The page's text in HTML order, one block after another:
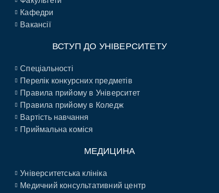
Кафедри
Вакансії
ВСТУП ДО УНІВЕРСИТЕТУ
Спеціальності
Перелік конкурсних предметів
Правила прийому в Університет
Правила прийому в Коледж
Вартість навчання
Приймальна коміся
МЕДИЦИНА
Університетська клініка
Медичний консультативний центр